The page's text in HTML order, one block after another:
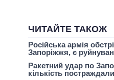
ЧИТАЙТЕ ТАКОЖ
Російська армія
Запоріжжя, є
Ракетний удар по
кількість